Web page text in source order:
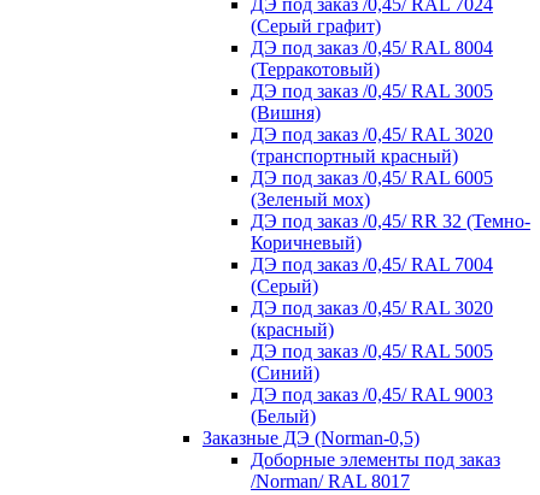
(Серый графит)
ДЭ под заказ /0,45/ RAL 8004
(Терракотовый)
ДЭ под заказ /0,45/ RAL 3005
(Вишня)
ДЭ под заказ /0,45/ RAL 3020
(транспортный красный)
ДЭ под заказ /0,45/ RAL 6005
(Зеленый мох)
ДЭ под заказ /0,45/ RR 32 (Темно-
Коричневый)
ДЭ под заказ /0,45/ RAL 7004
(Серый)
ДЭ под заказ /0,45/ RAL 3020
(красный)
ДЭ под заказ /0,45/ RAL 5005
(Синий)
ДЭ под заказ /0,45/ RAL 9003
(Белый)
Заказные ДЭ (Norman-0,5)
Доборные элементы под заказ
/Norman/ RAL 8017